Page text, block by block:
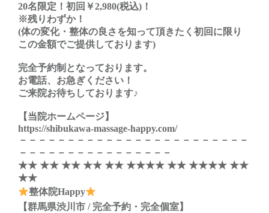
20名限定！初回￥2,980(税込)！
※残りわずか！
(体の変化・整体の良さを知って頂きたく初回に限り
この金額でご提供しております)
完全予約制となっております。
お電話、お急ぎください！
ご来院お待ちしております♪
【当院ホームページ】
https://shibukawa-massage-happy.com/
－－－－－－－－－－－－－－－－－－－－－－－－
－－－－－－－－－－－－－－－－
★★ ★★ ★★ ★★ ★★ ★★★★ ★★ ★★★★ ★★
★★
整体院Happy
【群馬県渋川市 / 完全予約・完全個室】